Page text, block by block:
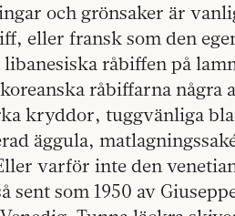
och grönsaker är
eller fransk som den
råbiffen på
råbiffarna några
kryddor, tuggvänliga
äggula,
varför inte den
sent som 1950 av